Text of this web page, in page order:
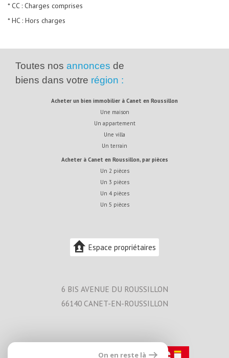
* CC : Charges comprises
* HC : Hors charges
Toutes nos annonces de
biens dans votre région :
acheter un bien immobilier à Canet en Roussillon
Une maison
Un appartement
Une villa
Un terrain
acheter à Canet en Roussillon, par pièces
Un 2 pièces
Un 3 pièces
Un 4 pièces
Un 5 pièces
Espace propriétaires
6 BIS AVENUE DU ROUSSILLON
66140 CANET-EN-ROUSSILLON
On en reste là